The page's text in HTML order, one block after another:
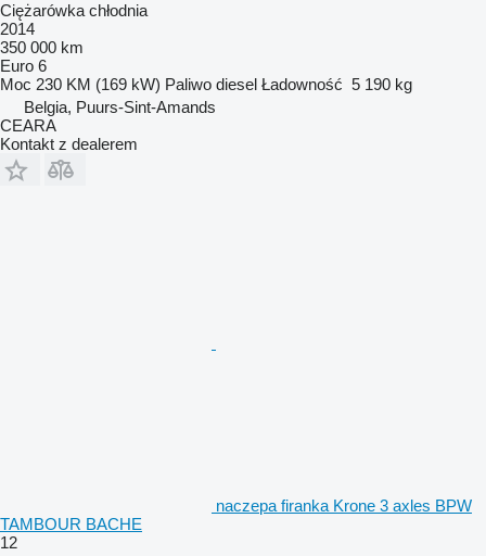
Ciężarówka chłodnia
2014
350 000 km
Euro 6
Moc 230 KM (169 kW) Paliwo diesel Ładowność 5 190 kg
Belgia, Puurs-Sint-Amands
CEARA
Kontakt z dealerem
naczepa firanka Krone 3 axles BPW
TAMBOUR BACHE
12